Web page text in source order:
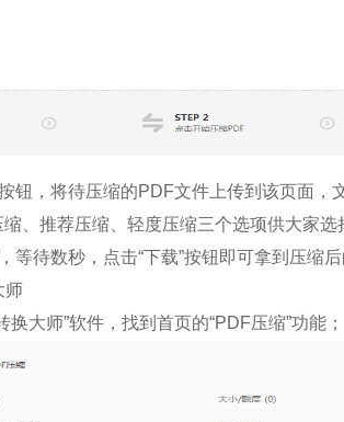
钮，将待压缩的PDF文件上传到该页面，
、推荐压缩、轻度压缩三个选项供大家选
等待数秒，点击“下载”按钮即可拿到压缩
师
大师”软件，找到首页的“PDF压缩”功能；